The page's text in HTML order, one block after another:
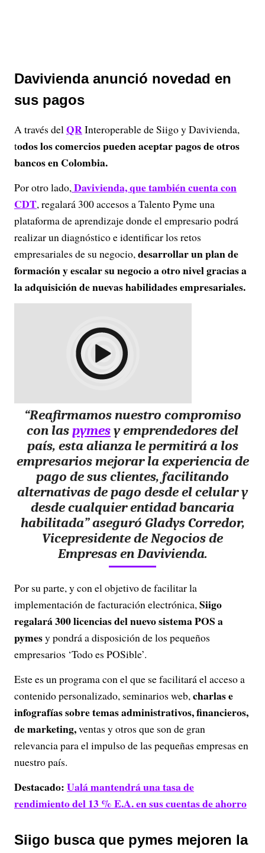
Davivienda anunció novedad en
sus pagos
A través delQRInteroperable de Siigo y Davivienda,
todos los comercios pueden aceptar pagos de otros
bancos en Colombia.
Por otro lado,Davivienda, que también cuenta con
CDT, regalará 300 accesos a Talento Pyme una
plataforma de aprendizaje donde el empresario podrá
realizar un diagnóstico e identificar los retos
empresariales de su negocio,desarrollar un plan de
formación y escalar su negocio a otro nivel gracias a
la adquisición de nuevas habilidades empresariales.
“Reafirmamos nuestro compromiso
con laspymesy emprendedores del
país, esta alianza le permitirá a los
empresarios mejorar la experiencia de
pago de sus clientes, facilitando
alternativas de pago desde el celular y
desde cualquier entidad bancaria
habilitada” aseguró Gladys Corredor,
Vicepresidente de Negocios de
Empresas en Davivienda.
Por su parte, y con el objetivo de facilitar la
implementación de facturación electrónica,Siigo
regalará 300 licencias del nuevo sistema POS a
pymesy pondrá a disposición de los pequeños
empresarios ‘Todo es POSible’.
Este es un programa con el que se facilitará el acceso a
contenido personalizado, seminarios web,charlas e
infografías sobre temas administrativos, financieros,
de marketing,ventas y otros que son de gran
relevancia para el impulso de las pequeñas empresas en
nuestro país.
Destacado:Ualá mantendrá una tasa de
rendimiento del 13 % E.A. en sus cuentas de ahorro
Siigo busca que pymes mejoren la